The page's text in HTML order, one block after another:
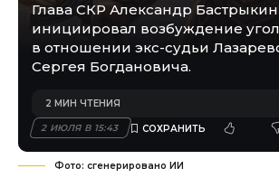
Глава СКР Александр Бастрыкин
инициировал возбуждение
в отношении экс-судьи
Сергея Богдановича.
2 ИЮЛЯ В 15:43
2 МИН ЧТЕНИЯ
Фото: сгенерировано ИИ